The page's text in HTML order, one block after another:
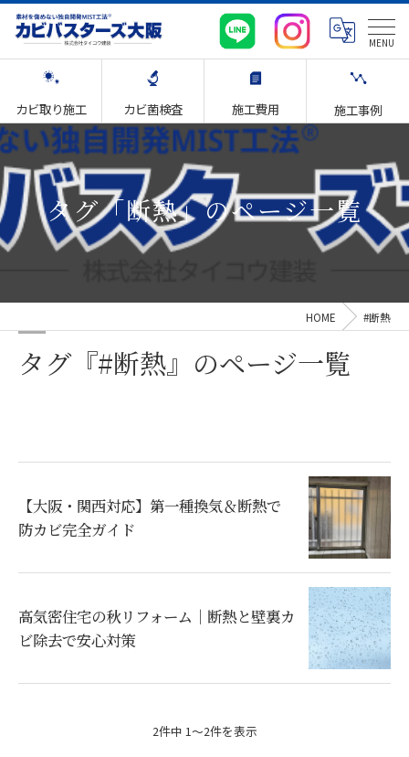
カビ取り施工 カビ菌検査 施工費用 施工事例
タグ「断熱」のページ一覧
HOME #断熱
タグ『#断熱』のページ一覧
【大阪・関西対応】第一種換気＆断熱で
防カビ完全ガイド
高気密住宅の秋リフォーム｜断熱と壁裏カ
ビ除去で安心対策
2件中 1～2件を表示